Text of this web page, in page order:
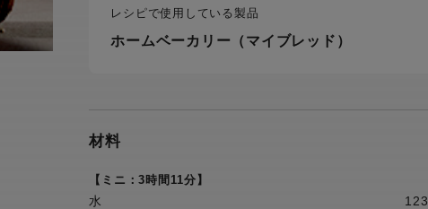
すべての炊飯器
すべてのアイロン・衣類スチーマー
生活家電
覧
・衣類スチーマー
イロン兼用タイプ
生活家電一覧
採用情報レシピで使用している製品
ホームベーカリー（マイブレッド）
材料
【ミニ：3時間11分】
水